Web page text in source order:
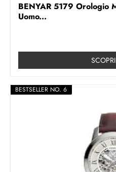
BENYAR 5179 Orologio
Uomo...
BESTSELLER NO. 6